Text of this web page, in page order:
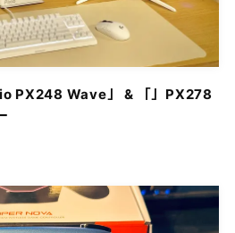
PX248 Wave」 & 「」PX278